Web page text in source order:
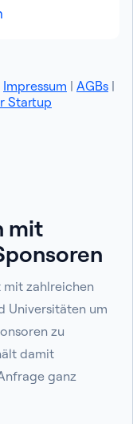
Impressum | AGBs |
Startup
mit
zahlreichen
Universitäten um
zu
damit
ganz